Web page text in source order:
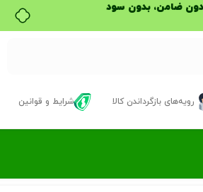
ضامن، بدون سود
رویه‌های بازگرداندن کالا شرایط و قوانین